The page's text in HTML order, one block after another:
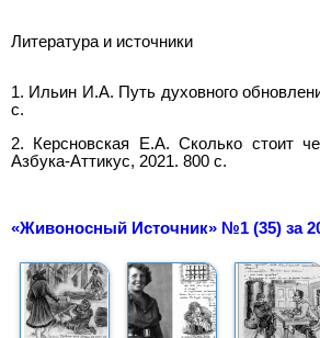
Литература и источники
1. Ильин И.А. Путь духовного
с.
2. Керсновская Е.А. Сколько стоит
Азбука-Аттикус, 2021. 800 с.
«Живоносный Источник» №1 (35) за